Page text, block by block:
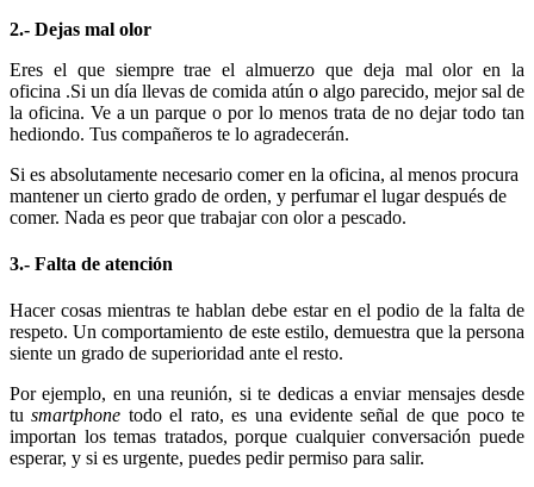
2.- Dejas mal olor
Eres el que siempre trae el almuerzo que deja mal olor en la
oficina .Si un día llevas de comida atún o algo parecido, mejor sal de
la oficina. Ve a un parque o por lo menos trata de no dejar todo tan
hediondo. Tus compañeros te lo agradecerán.
Si es absolutamente necesario comer en la oficina, al menos procura
mantener un cierto grado de orden, y perfumar el lugar después de
comer. Nada es peor que trabajar con olor a pescado.
3.- Falta de atención
Hacer cosas mientras te hablan debe estar en el podio de la falta de
respeto. Un comportamiento de este estilo, demuestra que la persona
siente un grado de superioridad ante el resto.
Por ejemplo, en una reunión, si te dedicas a enviar mensajes desde
tusmartphone todo el rato, es una evidente señal de que poco te
importan los temas tratados, porque cualquier conversación puede
esperar, y si es urgente, puedes pedir permiso para salir.